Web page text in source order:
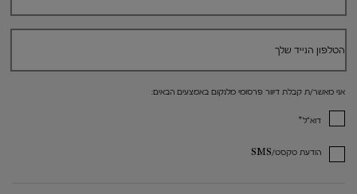
הטלפון הנייד שלך
אני מאשר/ת קבלת דיוור פרסומי מלנקום באמצעים הבאים:
דוא"ל*
הודעת טקסט/SMS